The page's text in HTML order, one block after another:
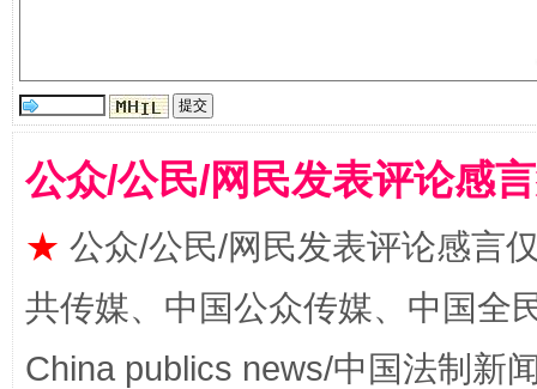
国家大学科技园优化重塑工作
公众/公民/网民发表评论感
★ 公众/公民/网民发表评论感言
共传媒、中国公众传媒、中国全
China publics news/中国法制新